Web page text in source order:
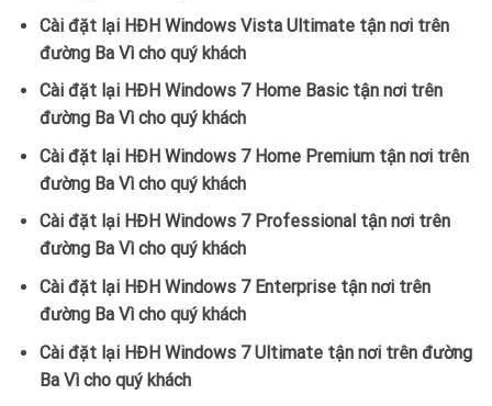
Cài đặt lại HĐH Windows Vista Ultimate tận nơi trên
đường Ba Vì cho quý khách
Cài đặt lại HĐH Windows 7 Home Basic tận nơi trên
đường Ba Vì cho quý khách
Cài đặt lại HĐH Windows 7 Home Premium tận nơi trên
đường Ba Vì cho quý khách
Cài đặt lại HĐH Windows 7 Professional tận nơi trên
đường Ba Vì cho quý khách
Cài đặt lại HĐH Windows 7 Enterprise tận nơi trên
đường Ba Vì cho quý khách
Cài đặt lại HĐH Windows 7 Ultimate tận nơi trên đường
Ba Vì cho quý khách